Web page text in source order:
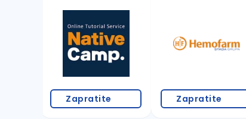
Zapratite Zapratite